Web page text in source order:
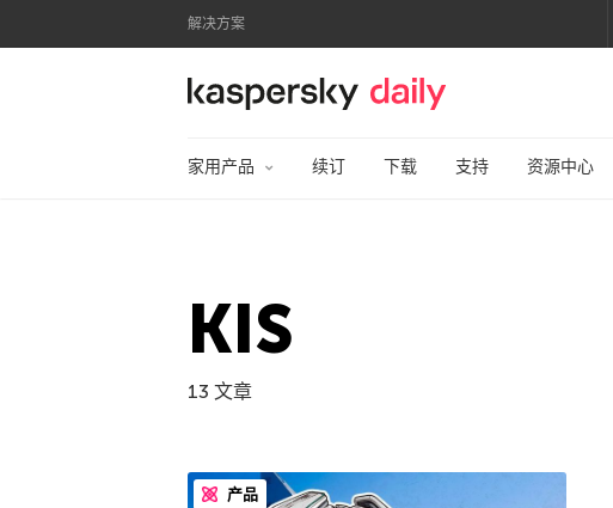
解决方案
卡巴斯基官方博客
家用产品 续订 下载 支持 资源中心
KIS
13 文章
产品